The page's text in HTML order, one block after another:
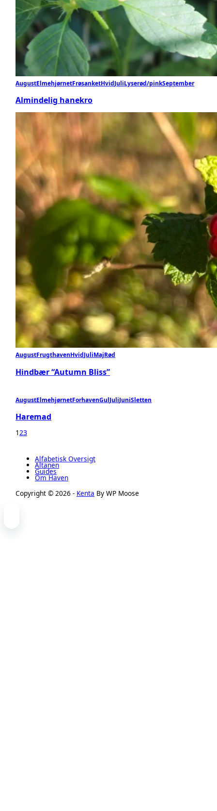
AugustElmehjørnetFrøsanketHvidJuliLyserød/pinkSeptember
Almindelig hanekro
AugustFrugthavenHvidJuliMajRød
Hindbær “Autumn Bliss”
AugustElmehjørnetForhavenGulJuliJuniSletten
Haremad
1 23
Alfabetisk Oversigt
Altanen
Guides
Om Haven
Copyright © 2026 - Kenta By WP Moose